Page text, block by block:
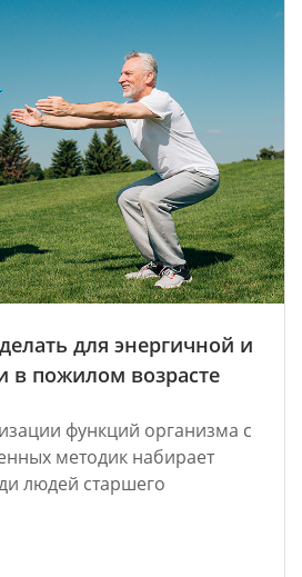
для энергичной и
в пожилом возрасте
функций организма с
методик набирает
людей старшего